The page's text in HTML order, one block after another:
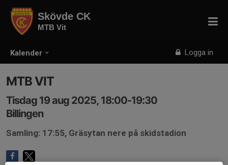
Kalender Logga in
Skövde CK
MTB Vit
MTB VIT
Tisdag 19 aug 2025, 18:00-19:30
Billingen
Samling: 17:55, Gräsytan nere på skidstadion